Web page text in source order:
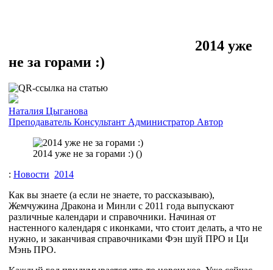
2014 уже
не за горами :)
Наталия Цыганова
Преподаватель Консультант Администратор Автор
2014 уже не за горами :) ()
: Новости 2014
Как вы знаете (а если не знаете, то рассказываю),
Жемчужина Дракона и Минли с 2011 года выпускают
различные календари и справочники. Начиная от
настенного календаря с иконками, что стоит делать, а что не
нужно, и заканчивая справочниками Фэн шуй ПРО и Ци
Мэнь ПРО.